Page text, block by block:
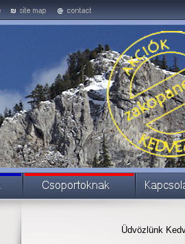
Üdvözlünk